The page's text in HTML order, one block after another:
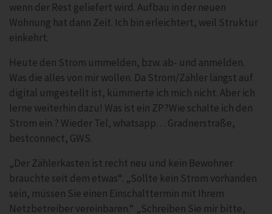
wenn der Rest geliefert wird. Aufbau in der neuen
Wohnung hat dann Zeit. Ich bin erleichtert, weil Struktur
einkehrt.
Heute den Strom ummelden, bzw. ab- und anmelden.
Was die alles von mir wollen. Da Strom/Zähler längst auf
digital umgestellt ist, kümmerte ich mich nicht. Aber ich
lerne weiterhin dazu! Was ist ein ZP?Wie schalte ich den
Strom ein.? Wieder Tel, whatsapp… Gradnerstraße,
bestconnect, GWS.
„Der Zählerkasten ist recht neu und kein Bewohner
brauchte seit dem etwas“. „Sollte kein Strom vorhanden
sein, müssen Sie einen Einschalttermin mit Ihrem
Netzbetreiber vereinbaren.“ „Schreiben Sie mir bitte,